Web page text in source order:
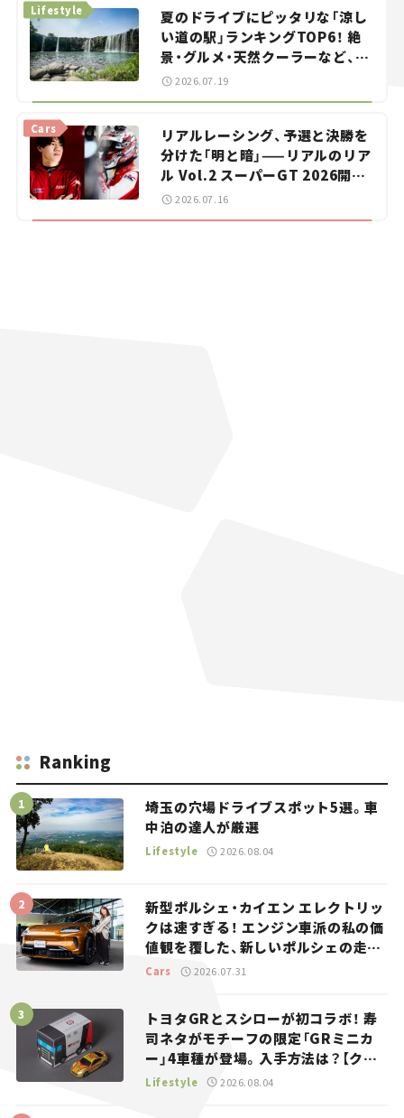
夏のドライブにピッタリな「涼し
い道の駅」ランキングTOP6！ 絶
景・グルメ・天然クーラーなど、避
暑におすすめのスポットを紹介
【道の駅マニアの推し駅ガイド】
Lifestyle
2026.07.19
リアルレーシング、予選と決勝を
分けた「明と暗」——リアルのリア
ル Vol.2 スーパーGT 2026開幕
戦 岡山国際サーキット
Cars
2026.07.16
Ranking
埼玉の穴場ドライブスポット5選。車
中泊の達人が厳選
Lifestyle 2026.08.04
新型ポルシェ・カイエン エレクトリッ
クは速すぎる！ エンジン車派の私の価
値観を覆した、新しいポルシェの走
り。
Cars 2026.07.31
トヨタGRとスシローが初コラボ！ 寿
司ネタがモチーフの限定「GRミニカ
ー」4車種が登場。入手方法は？【クル
マとホビー】
Lifestyle 2026.08.04